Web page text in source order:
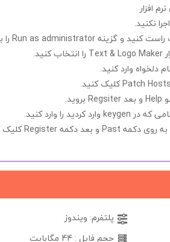
افزار
نکنید.
راست کنید و گزینهRun as administrator را
Text & Logo Maker را انتخاب کنید.
دلخواه وارد کنید.
Patch Hostsکلیک کنید.
Help و بعدRegsiter بروید.
که درkeygen وارد کردید را وارد کنید.
به روی دکمه Past و بعد دکمهRegisterکلیک
پلتفرم: ویندوز
حجم فایل : 44 مگابایت